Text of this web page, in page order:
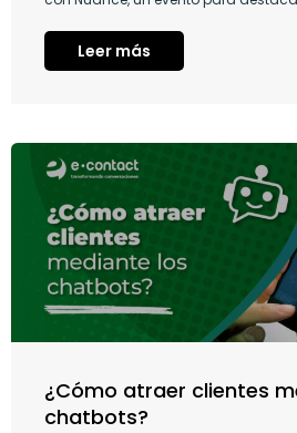
Leer más
¿Cómo atraer clientes
chatbots?